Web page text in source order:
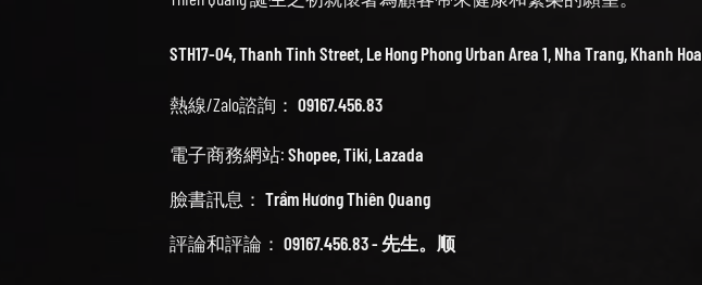
STH17-04, Thanh Tinh Street, Le Hong Phong Urban Area 1, Nha Trang, Khanh Hoa
熱線/Zalo諮詢： 09167.456.83
電子商務網站: Shopee,Tiki, Lazada
臉書訊息： Trầm Hương Thiên Quang
評論和評論： 09167.456.83 - 先生。顺